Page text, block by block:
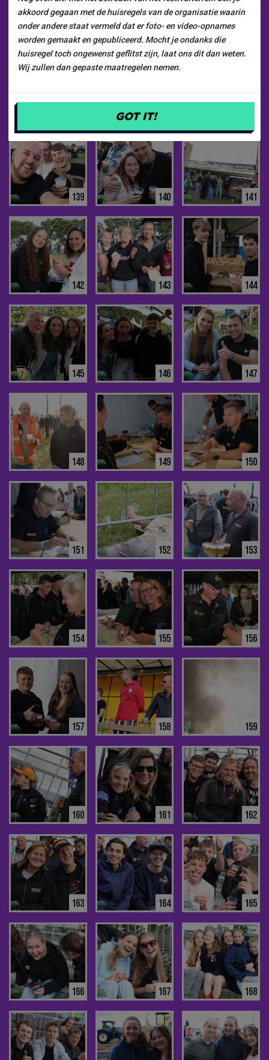
133 134
139 140 141
142 143 144
145 146 147
148 149 150
151 152 153
154 155 156
157 158 159
160 161 162
163 164 165
166 167 168
akkoord gegaan met de huisregels van de organisatie waarin
onder andere staat vermeld dat er foto- en video-opnames
worden gemaakt en gepubliceerd. Mocht je ondanks die
huisregel toch ongewenst geflitst zijn, laat ons dit dan weten.
Wij zullen dan gepaste maatregelen nemen.
GOT IT!